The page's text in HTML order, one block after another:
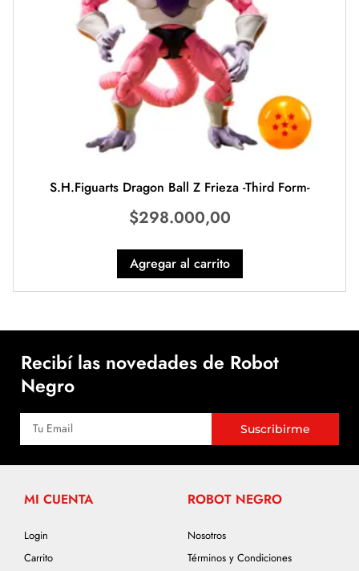
S.H.Figuarts Dragon Ball Z Frieza -Third Form-
$298.000,00
Agregar al carrito
Recibí las novedades de Robot
Negro
Suscribirme
MI CUENTA
Login
Carrito
ROBOT NEGRO
Nosotros
Términos y Condiciones